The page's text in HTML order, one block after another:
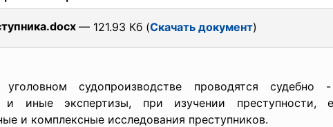
— 121.93 Кб (Скачать документ)
судопроизводстве проводятся судебно -
и иные экспертизы, при изучении
и комплексные исследования преступников.